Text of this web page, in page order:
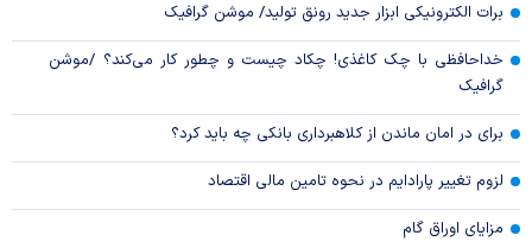
برات الکترونیکی ابزار جدید رونق تولید/ موشن گرافیک
خداحافظی با چک کاغذی! چکاد چیست و چطور کار می‌کند؟ /موشن
گرافیک
برای در امان ماندن از کلاهبرداری بانکی چه باید کرد؟
لزوم تغییر پارادایم در نحوه تامین مالی اقتصاد
مزایای اوراق گام